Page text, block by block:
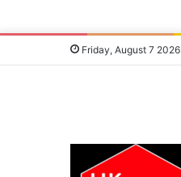
Friday, August 7 2026